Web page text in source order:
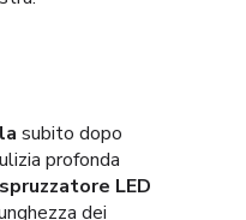
subito dopo
profonda
spruzzatore LED
dei